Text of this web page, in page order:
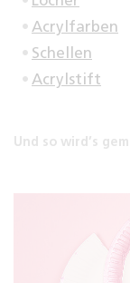
Acrylfarben
Schellen
Acrylstift
Und so wird’s